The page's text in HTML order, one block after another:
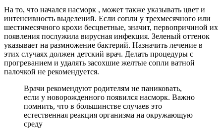
На то, что начался насморк , может также указывать цвет и
интенсивность выделений. Если сопли у трехмесячного или
шестимесячного крохи бесцветные, значит, первопричиной их
появления послужила вирусная инфекция. Зеленый оттенок
указывает на размножение бактерий. Назначить лечение в
этих случаях должен детский врач. Делать процедуры с
прогреванием и удалять засохшие желтые сопли ватной
палочкой не рекомендуется.
Врачи рекомендуют родителям не паниковать,
если у новорожденного появился насморк. Важно
помнить, что в большинстве случаев это
естественная реакция организма на окружающую
среду